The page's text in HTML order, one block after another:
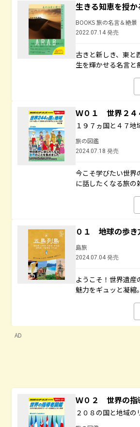
生きる知恵を授
BOOKS 旅の名言＆絶景
2022.07.14 発売
古きと新しき、東と
生を輝かせる名言と
Ｗ０１ 世界２
１９７ヵ国と４７
旅の図鑑
2024.07.18 発売
今こそ学びたい世界
に話したくなる旅の
０１ 地球の歩
島旅
2024.07.04 発売
ようこそ！世界遺
魅力をギュッと凝縮
AD
Ｗ０２ 世界の指
２０８の国と地域